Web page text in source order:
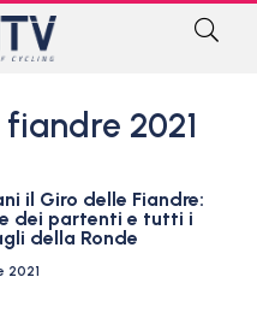
2021
il Giro delle Fiandre:
dei partenti e tutti i
della Ronde
2021